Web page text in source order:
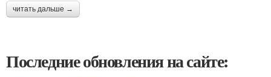
читать дальше →
Последние обновления на сайте: